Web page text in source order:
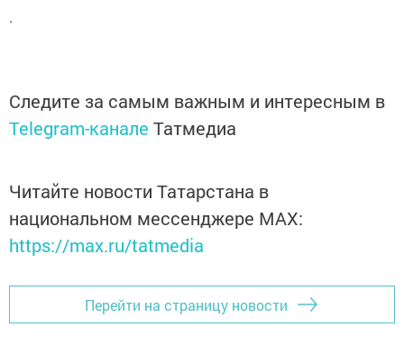
.
Следите за самым важным и интересным в
Telegram-канале Татмедиа
Читайте новости Татарстана в
национальном мессенджере MАХ:
https://max.ru/tatmedia
Перейти на страницу новости